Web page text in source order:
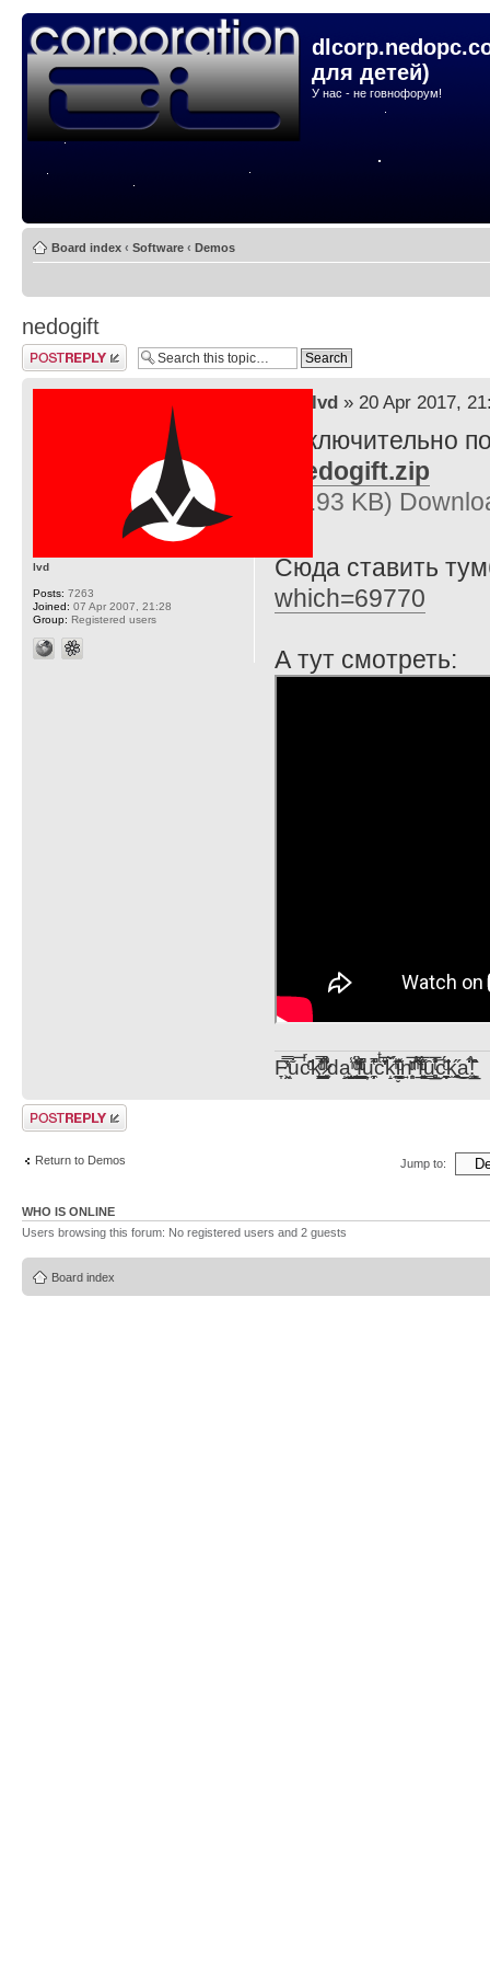
для детей)
У нас - не говнофорум!
Board index ‹ Software ‹ Demos
nedogift
Post a reply
lvd» 20 Apr 2017,
Исключительно
nedogift.zip
(11.93 KB)
Сюда ставить
which=69770
А тут смотреть:
F̞͖̭̿̔ͯu̐̅cͬ̑ͩk̨̤̳͇̮̭̪̠̽̿̓̆ͭͩ ̷̩̰͎̩͓̘̾̀ͬ̊ͭ͛ͅda̝̺͙̬͎̝̾͟ ̰̜̝̯͉̯̖̓̎́ͨ̽ͫ͟f̟͇̭̀ͬͨͭ̐̚u̹̼̹̗̞͑̔͂͐̚cͭ̅̊̆̒̆ǩ̝̩̯́ͥ̔̍̑ḭ͓͍̳̬ͦ̽͂n͍͎͈̈̅ͩͬ ̊ͫ̂̾̑̈́f̲͚͉͓͗̋́ͧͦ̅ȗ͇̲̻͈̲̅̎͗͒ͭ͡c̬̟̠̹̯̈́ͩ͘ͅk̫̠̻̋͜a̲͒̾̇!͙͕̺͉̗̩̲̂̏̄̀
lvd
Posts: 7263
Joined: 07 Apr 2007, 21:28
Group: Registered users
Post a reply
Return to Demos Jump to:
WHO IS ONLINE
Users browsing this forum: No registered users and 2 guests
Board index